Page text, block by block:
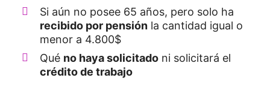
Si aún no posee 65 años, pero solo ha
recibido por pensión la cantidad igual o
menor a 4.800$
Qué no haya solicitado ni solicitará el
crédito de trabajo